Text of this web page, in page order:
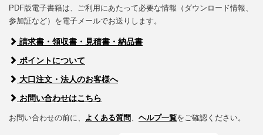
PDF版電子書籍は、ご利用にあたって必要な情報（ダウンロード情報、
参加証など）を電子メールでお送りします。
請求書・領収書・見積書・納品書
ポイントについて
大口注文・法人のお客様へ
お問い合わせはこちら
お問い合わせの前に、 よくある質問 ヘルプ一覧をご確認ください。